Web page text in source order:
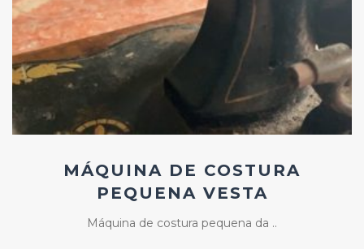
MÁQUINA DE COSTURA
PEQUENA VESTA
Máquina de costura pequena da ..